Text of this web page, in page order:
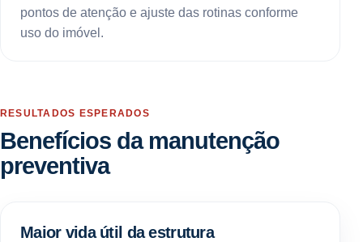
pontos de atenção e ajuste das rotinas conforme
uso do imóvel.
RESULTADOS ESPERADOS
Benefícios da manutenção
preventiva
Maior vida útil da estrutura